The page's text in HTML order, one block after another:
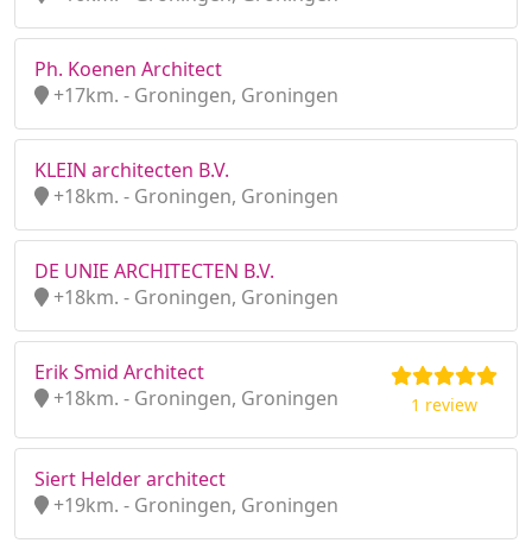
Ph. Koenen Architect
+17km. - Groningen, Groningen
KLEIN architecten B.V.
+18km. - Groningen, Groningen
DE UNIE ARCHITECTEN B.V.
+18km. - Groningen, Groningen
Erik Smid Architect
+18km. - Groningen, Groningen
1 review
Siert Helder architect
+19km. - Groningen, Groningen